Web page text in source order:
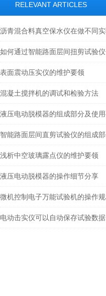
RELEVANT ARTICLES
表面震动压实仪的维护要领
混凝土搅拌机的调试和检验方法
浅析中空玻璃露点仪的维护要领
液压电动脱模器的操作细节分享
电动击实仪可以自动保存试验数据